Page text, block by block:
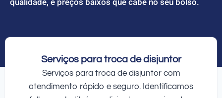
Serviços para troca de disjuntor
Serviços para troca de disjuntor com
atendimento rápido e seguro. Identificamos